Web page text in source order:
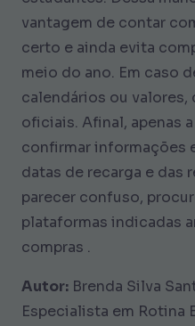
vantagem de contar
certo e ainda evita
meio do ano. Em caso
calendários ou
oficiais. Afinal, apenas
confirmar informações
datas de recarga e das
parecer confuso,
plataformas indicadas
compras .
Autor: Brenda Silva
Especialista em Rotina